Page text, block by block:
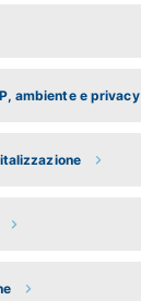
ambiente e privacy